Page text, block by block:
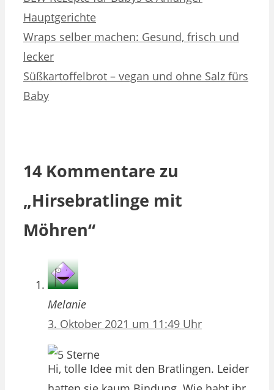
Hauptgerichte
Wraps selber machen: Gesund, frisch und
lecker
Süßkartoffelbrot – vegan und ohne Salz fürs
Baby
14 Kommentare zu
„Hirsebratlinge mit
Möhren“
Melanie
3. Oktober 2021 um 11:49 Uhr
Hi, tolle Idee mit den Bratlingen. Leider